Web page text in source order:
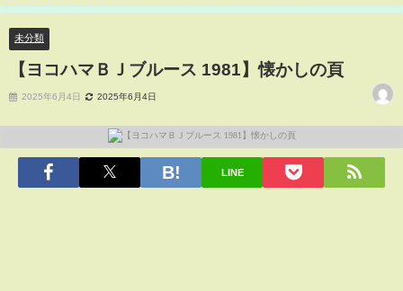
未分類
【ヨコハマＢＪブルース 1981】懐かしの頁
2025年6月4日 2025年6月4日
LINE